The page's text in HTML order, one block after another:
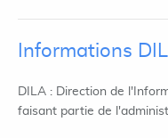
Informations
DILA : Direction de
faisant partie de